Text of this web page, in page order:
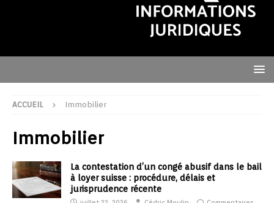
ACCUEIL Immobilier
Immobilier
La contestation d’un congé abusif dans le bail
à loyer suisse : procédure, délais et
jurisprudence récente